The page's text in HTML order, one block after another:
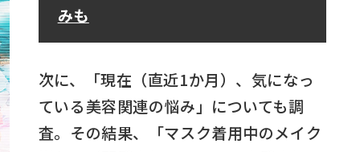
みも
次に、「現在（直近1か月）、気になっ
ている美容関連の悩み」についても調
査。その結果、「マスク着用中のメイク